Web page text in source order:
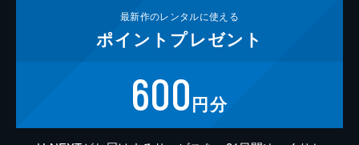
最新作のレンタルに使える
ポイント プレゼント
600円分